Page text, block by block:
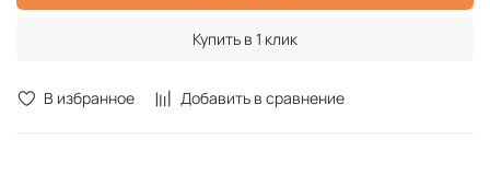
В избранное Добавить в сравнение
Купить в 1 клик